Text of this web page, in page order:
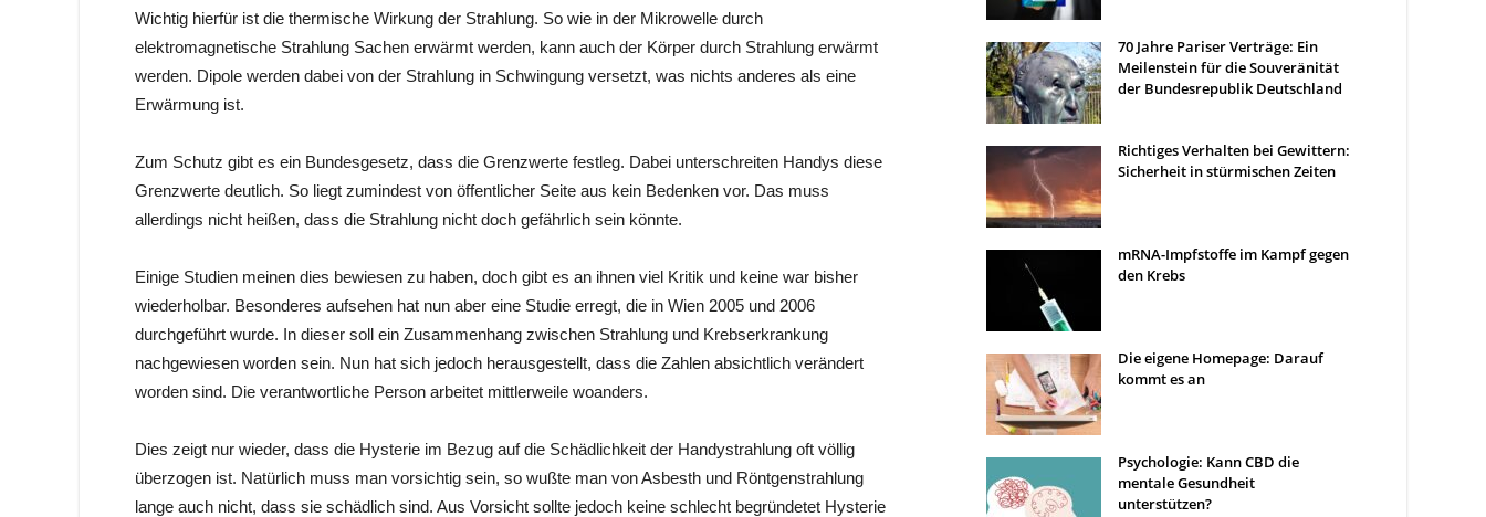
Wichtig hierfür ist die thermische Wirkung der Strahlung. So wie in der Mikrowelle durch
elektromagnetische Strahlung Sachen erwärmt werden, kann auch der Körper durch Strahlung erwärmt
werden. Dipole werden dabei von der Strahlung in Schwingung versetzt, was nichts anderes als eine
Erwärmung ist.
Zum Schutz gibt es ein Bundesgesetz, dass die Grenzwerte festleg. Dabei unterschreiten Handys diese
Grenzwerte deutlich. So liegt zumindest von öffentlicher Seite aus kein Bedenken vor. Das muss
allerdings nicht heißen, dass die Strahlung nicht doch gefährlich sein könnte.
Einige Studien meinen dies bewiesen zu haben, doch gibt es an ihnen viel Kritik und keine war bisher
wiederholbar. Besonderes aufsehen hat nun aber eine Studie erregt, die in Wien 2005 und 2006
durchgeführt wurde. In dieser soll ein Zusammenhang zwischen Strahlung und Krebserkrankung
nachgewiesen worden sein. Nun hat sich jedoch herausgestellt, dass die Zahlen absichtlich verändert
worden sind. Die verantwortliche Person arbeitet mittlerweile woanders.
Dies zeigt nur wieder, dass die Hysterie im Bezug auf die Schädlichkeit der Handystrahlung oft völlig
überzogen ist. Natürlich muss man vorsichtig sein, so wußte man von Asbesth und Röntgenstrahlung
lange auch nicht, dass sie schädlich sind. Aus Vorsicht sollte jedoch keine schlecht begründetet Hysterie
70 Jahre Pariser Verträge: Ein
Meilenstein für die Souveränität
der Bundesrepublik Deutschland
Richtiges Verhalten bei Gewittern:
Sicherheit in stürmischen Zeiten
mRNA-Impfstoffe im Kampf gegen
den Krebs
Die eigene Homepage: Darauf
kommt es an
Psychologie: Kann CBD die
mentale Gesundheit
unterstützen?